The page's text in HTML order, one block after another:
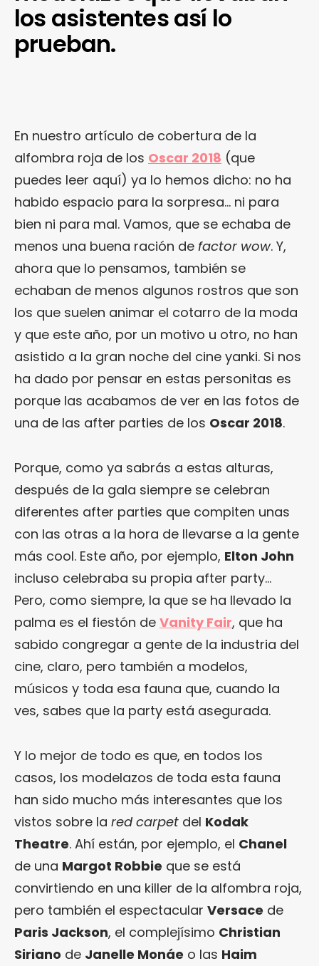
los asistentes así lo
prueban.
En nuestro artículo de cobertura de la
alfombra roja de los Oscar 2018 (que
puedes leer aquí) ya lo hemos dicho: no ha
habido espacio para la sorpresa… ni para
bien ni para mal. Vamos, que se echaba de
menos una buena ración de factor wow. Y,
ahora que lo pensamos, también se
echaban de menos algunos rostros que son
los que suelen animar el cotarro de la moda
y que este año, por un motivo u otro, no han
asistido a la gran noche del cine yanki. Si nos
ha dado por pensar en estas personitas es
porque las acabamos de ver en las fotos de
una de las after parties de los Oscar 2018.
Porque, como ya sabrás a estas alturas,
después de la gala siempre se celebran
diferentes after parties que compiten unas
con las otras a la hora de llevarse a la gente
más cool. Este año, por ejemplo, Elton John
incluso celebraba su propia after party…
Pero, como siempre, la que se ha llevado la
palma es el fiestón de Vanity Fair, que ha
sabido congregar a gente de la industria del
cine, claro, pero también a modelos,
músicos y toda esa fauna que, cuando la
ves, sabes que la party está asegurada.
Y lo mejor de todo es que, en todos los
casos, los modelazos de toda esta fauna
han sido mucho más interesantes que los
vistos sobre la red carpet del Kodak
Theatre. Ahí están, por ejemplo, el Chanel
de una Margot Robbie que se está
convirtiendo en una killer de la alfombra roja,
pero también el espectacular Versace de
Paris Jackson, el complejísimo Christian
Siriano de Janelle Monáe o las Haim